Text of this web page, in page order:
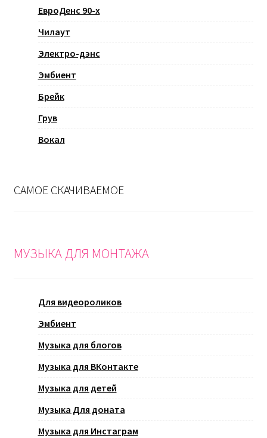
ЕвроДенс 90-х
Чилаут
Электро-дэнс
Эмбиент
Брейк
Грув
Вокал
САМОЕ СКАЧИВАЕМОЕ
МУЗЫКА ДЛЯ МОНТАЖА
Для видеороликов
Эмбиент
Музыка для блогов
Музыка для ВКонтакте
Музыка для детей
Музыка Для доната
Музыка для Инстаграм